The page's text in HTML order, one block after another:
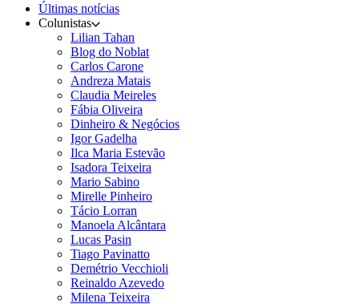
Últimas notícias
Colunistas
Lilian Tahan
Blog do Noblat
Carlos Carone
Andreza Matais
Claudia Meireles
Fábia Oliveira
Dinheiro & Negócios
Igor Gadelha
Ilca Maria Estevão
Isadora Teixeira
Mario Sabino
Mirelle Pinheiro
Tácio Lorran
Manoela Alcântara
Lucas Pasin
Tiago Pavinatto
Demétrio Vecchioli
Reinaldo Azevedo
Milena Teixeira